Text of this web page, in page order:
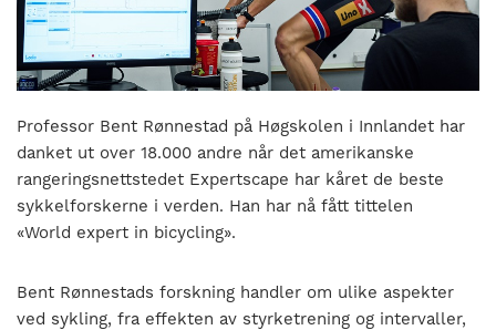
nasjonalt
bli
en
folkesport.
Professor Bent Rønnestad på Høgskolen i Innlandet har
danket ut over 18.000 andre når det amerikanske
rangeringsnettstedet Expertscape har kåret de beste
sykkelforskerne i verden. Han har nå fått tittelen
«World expert in bicycling».
Bent Rønnestads forskning handler om ulike aspekter
ved sykling, fra effekten av styrketrening og intervaller,